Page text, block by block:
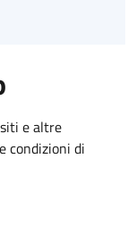
e altre
condizioni di